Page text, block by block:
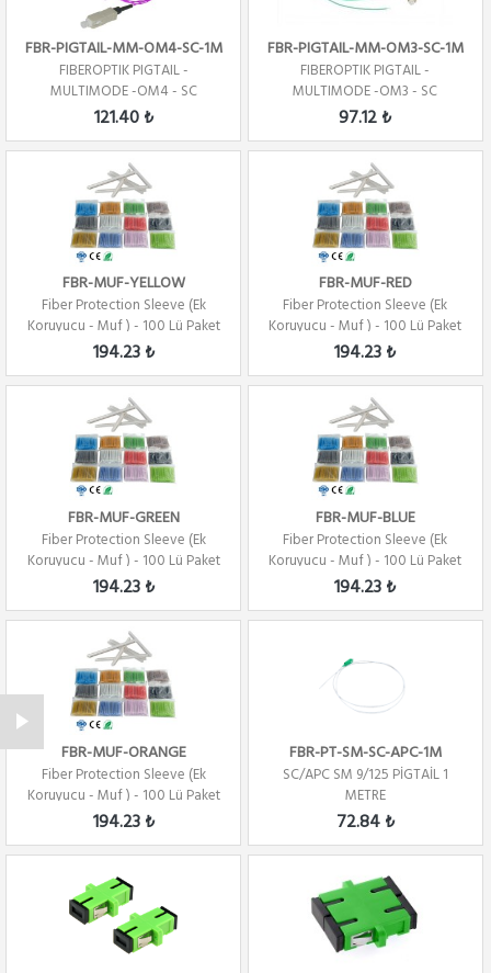
FBR-PIGTAIL-MM-OM4-SC-1M
FIBEROPTIK PIGTAIL -
MULTIMODE -OM4 - SC
CONNECTOR -1 CORE - 1 ME...
121.40 ₺
FBR-PIGTAIL-MM-OM3-SC-1M
FIBEROPTIK PIGTAIL -
MULTIMODE -OM3 - SC
CONNECTOR -1 CORE - 1 ME...
97.12 ₺
FBR-MUF-YELLOW
Fiber Protection Sleeve (Ek
Koruyucu - Muf ) - 100 Lü Paket
- SARI
194.23 ₺
FBR-MUF-RED
Fiber Protection Sleeve (Ek
Koruyucu - Muf ) - 100 Lü Paket
- KIRM...
194.23 ₺
FBR-MUF-GREEN
Fiber Protection Sleeve (Ek
Koruyucu - Muf ) - 100 Lü Paket
- YEŞİ...
194.23 ₺
FBR-MUF-BLUE
Fiber Protection Sleeve (Ek
Koruyucu - Muf ) - 100 Lü Paket
- MAVİ
194.23 ₺
FBR-MUF-ORANGE
Fiber Protection Sleeve (Ek
Koruyucu - Muf ) - 100 Lü Paket
- TURU...
194.23 ₺
FBR-PT-SM-SC-APC-1M
SC/APC SM 9/125 PİGTAİL 1
METRE
72.84 ₺